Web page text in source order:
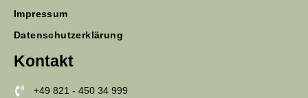
Impressum
Datenschutzerklärung
Kontakt
+49 821 - 450 34 999